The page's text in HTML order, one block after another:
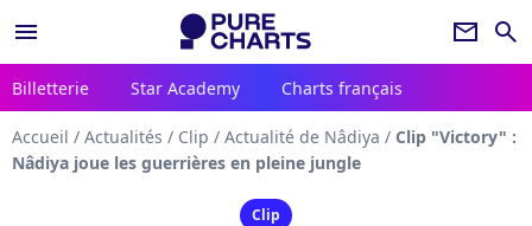
menu newsletter search
Billetterie Star Academy Charts français
Accueil / Actualités / Clip / Actualité de Nâdiya / Clip "Victory" :
Nâdiya joue les guerrières en pleine jungle
Clip